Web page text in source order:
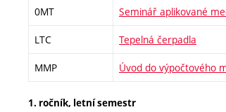
0MT Seminář aplikované
LTC Tepelná čerpadla
MMP Úvod do výpočtového
1. ročník, letní semestr